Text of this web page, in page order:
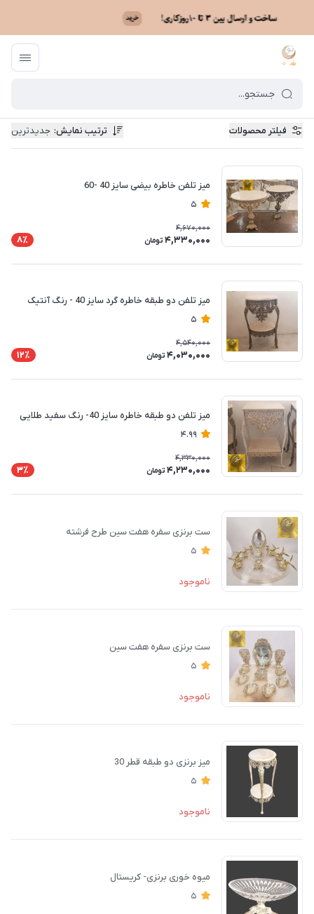
فیلتر محصولات ترتیب نمایش: جدیدترین
میز تلفن خاطره بیضی سایز 40 -60
5
4,670,000
4,330,000 تومان 8٪
میز تلفن دو طبقه خاطره گرد سایز 40 - رنگ آنتیک
5
4,540,000
4,030,000 تومان 12٪
میز تلفن دو طبقه خاطره سایز 40- رنگ سفید طلایی
4.99
4,330,000
4,230,000 تومان 3٪
ست برنزی سفره هفت سین طرح فرشته
5
ناموجود
ست برنزی سفره هفت سین
5
ناموجود
میز برنزی دو طبقه قطر 30
5
ناموجود
میوه خوری برنزی- کریستال
5